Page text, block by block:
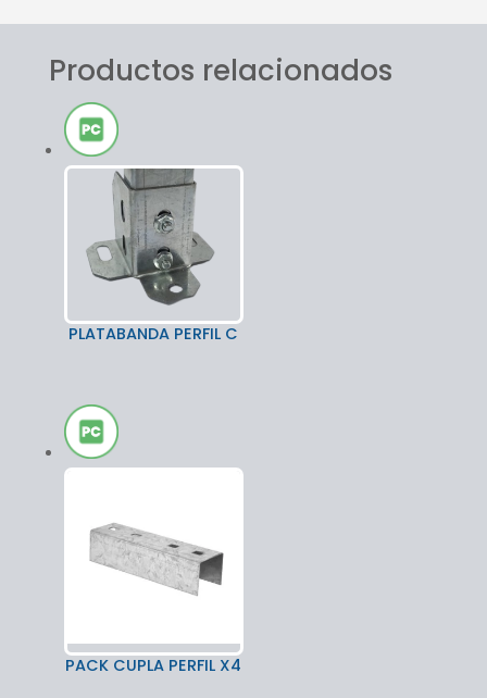
Productos relacionados
PLATABANDA PERFIL C
PACK CUPLA PERFIL X4